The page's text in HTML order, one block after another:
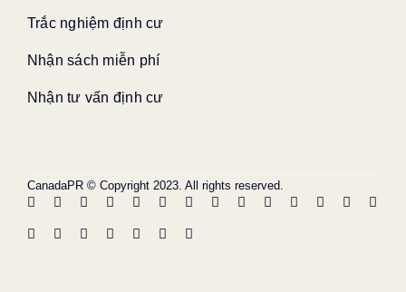
Trắc nghiệm định cư
Nhận sách miễn phí
Nhận tư vấn định cư
CanadaPR © Copyright 2023. All rights reserved.